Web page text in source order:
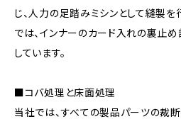
じ、人力の足踏みミシンとして縫製を
では、インナーのカード入れの裏止
しています。
■コバ処理と床面処理
当社では、すべての製品パーツの裁